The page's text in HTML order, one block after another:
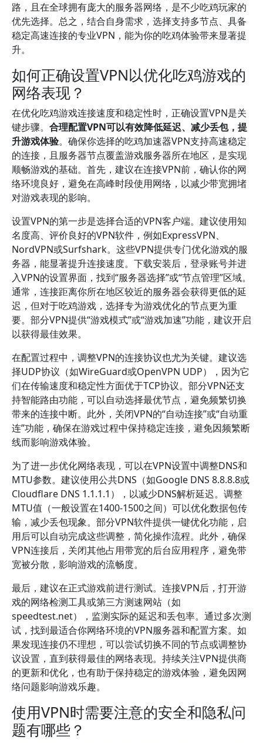
路，且在全球拥有庞大的服务器网络，是不少吃鸡玩家的
优先选择。总之，结合自身需求，选择支持多节点、具备
稳定高速连接的专业VPN，能为你的吃鸡体验带来显著提
升。
如何正确设置VPN以优化吃鸡游戏的
网络表现？
在优化吃鸡游戏连接速度和稳定性时，正确设置VPN是关
键步骤。 合理配置VPN可以有效降低延迟、减少丢包，提
升游戏体验。确保你选择的吃鸡加速器VPN支持高速稳定
的连接，且服务器节点覆盖游戏服务器所在地区，是实现
顺畅游戏的基础。首先，建议在连接VPN前，确认你的网
络环境良好，避免在高峰时段使用网络，以减少带宽拥堵
对游戏表现的影响。
设置VPN的第一步是选择合适的VPN客户端。建议使用知
名度高、评价良好的VPN软件，例如ExpressVPN、
NordVPN或Surfshark。这些VPN提供专门优化游戏的服
务器，能显著提升连接速度。下载安装后，登录账号并进
入VPN的设置界面，找到“服务器选择”或“节点管理”区域。
通常，连接距离你所在地区较近的服务器会获得更低的延
迟，但对于吃鸡游戏，选择专为游戏优化的节点更为重
要。部分VPN提供“游戏模式”或“游戏加速”功能，建议开启
以获得最佳效果。
在配置过程中，调整VPN的连接协议也尤为关键。建议选
择UDP协议（如WireGuard或OpenVPN UDP），因为它
们在传输速度和稳定性方面优于TCP协议。部分VPN还支
持智能路由功能，可以自动选择最优节点，避免频繁切换
带来的连接中断。此外，关闭VPN的“自动连接”或“自动重
连”功能，确保在游戏过程中保持稳定连接，避免因频繁断
线而影响游戏体验。
为了进一步优化网络表现，可以在VPN设置中调整DNS和
MTU参数。建议使用公共DNS（如Google DNS 8.8.8.8或
Cloudflare DNS 1.1.1.1），以减少DNS解析延迟。调整
MTU值（一般设置在1400-1500之间）可以优化数据包传
输，减少丢包现象。部分VPN软件提供一键优化功能，启
用后可以自动完成这些调整，简化操作流程。此外，确保
VPN连接后，关闭其他占用带宽的后台应用程序，避免带
宽被分散，影响游戏的流畅度。
最后，建议在正式游戏前进行测试。连接VPN后，打开游
戏的网络检测工具或第三方测速网站（如
speedtest.net），监测实际的延迟和丢包率。通过多次测
试，找到最适合你网络环境的VPN服务器和配置方案。如
果发现连接仍不理想，可以尝试切换不同的节点或调整协
议设置，直到获得最佳的网络表现。持续关注VPN提供商
的更新和优化，也有助于保持稳定的游戏体验，避免因网
络问题影响游戏乐趣。
使用VPN时需要注意的安全和隐私问
题有哪些？